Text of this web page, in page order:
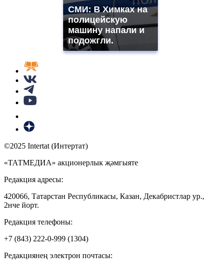
СМИ: В Химках на
полицейскую
машину напали и
подожгли.
©2025 Intertat (Интертат)
«ТАТМЕДИА» акционерлык җәмгыяте
Редакция адресы:
420066, Татарстан Республикасы, Казан, Декабристлар ур.,
2нче йорт.
Редакция телефоны:
+7 (843) 222-0-999 (1304)
Редакциянең электрон почтасы: